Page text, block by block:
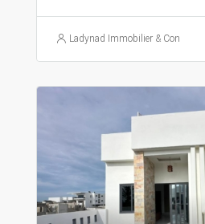
Ladynad Immobilier &